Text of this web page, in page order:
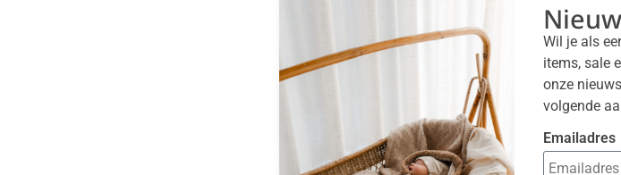
Wil je als
items, sale
onze
volgende
Emailadres